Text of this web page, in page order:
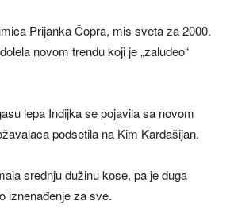
Prijanka Čopra, mis sveta za 2000.
novom trendu koji je „zaludeo“
lepa Indijka se pojavila sa novom
podsetila na Kim Kardašijan.
srednju dužinu kose, pa je duga
iznenađenje za sve.